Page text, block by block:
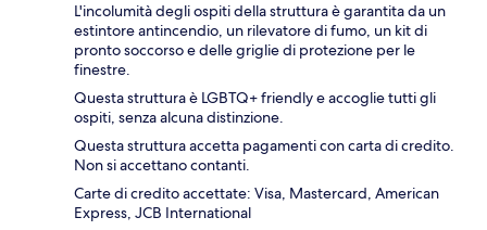
L'incolumità degli ospiti della struttura è garantita da un
estintore antincendio, un rilevatore di fumo, un kit di
pronto soccorso e delle griglie di protezione per le
finestre.
Questa struttura è LGBTQ+ friendly e accoglie tutti gli
ospiti, senza alcuna distinzione.
Questa struttura accetta pagamenti con carta di credito.
Non si accettano contanti.
Carte di credito accettate: Visa, Mastercard, American
Express, JCB International